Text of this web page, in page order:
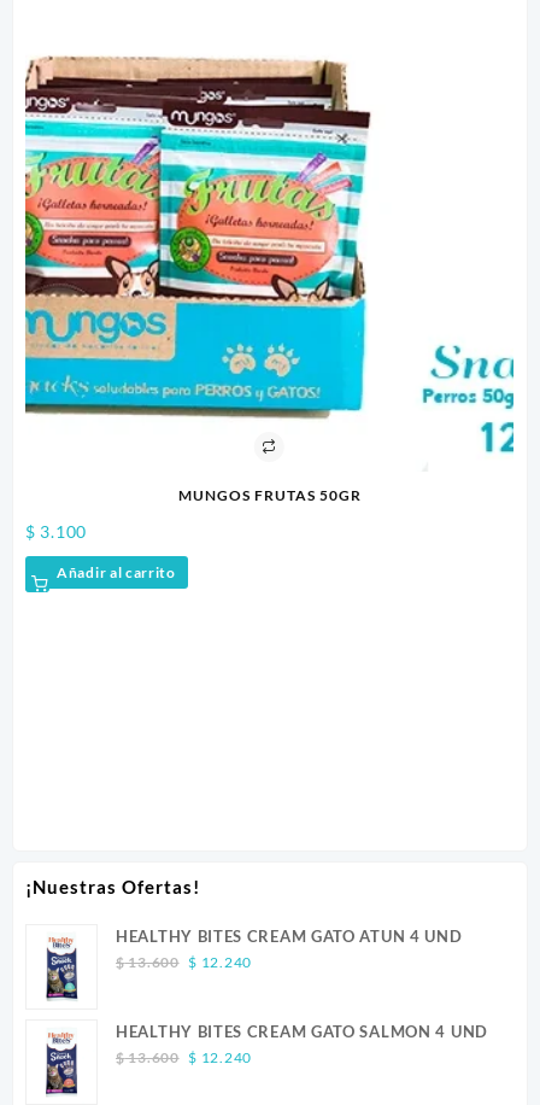
MUNGOS FRUTAS 50GR
$ 3.100
Añadir al carrito
¡Nuestras Ofertas!
HEALTHY BITES CREAM GATO ATUN 4 UND
$13.600 Original
$ 13.600.
$ 12.240Current
$ 12.240.
HEALTHY BITES CREAM GATO SALMON 4 UND
$13.600 Original
$ 12.240Current